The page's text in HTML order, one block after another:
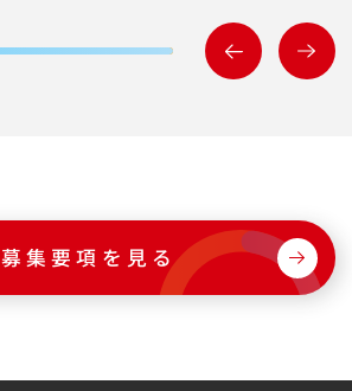
募集要項を見る